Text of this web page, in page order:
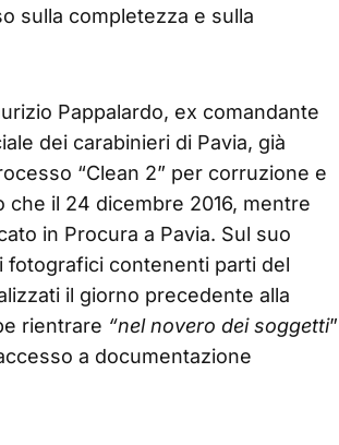
sulla completezza e sulla
Pappalardo, ex comandante
dei carabinieri di Pavia, già
“Clean 2” per corruzione e
il 24 dicembre 2016, mentre
in Procura a Pavia. Sul suo
contenenti parti del
il giorno precedente alla
rientrare “nel novero dei soggetti”
a documentazione